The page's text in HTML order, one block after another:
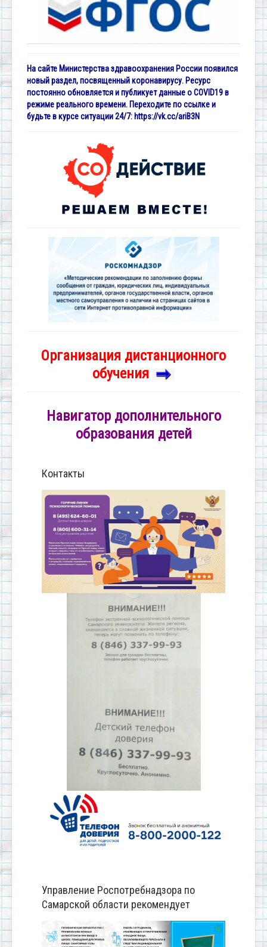
На сайте Министерства здравоохранения России появился
новый раздел, посвященный коронавирусу. Ресурс
постоянно обновляется и публикует данные о COVID19 в
режиме реального времени. Переходите по ссылке и
будьте в курсе ситуации 24/7: https://vk.cc/ariB3N
Организация дистанционного
обучения
Навигатор дополнительного
образования детей
Контакты
Управление Роспотребнадзора по
Самарской области рекомендует